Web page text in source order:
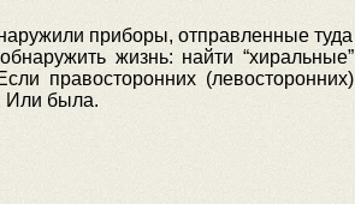
приборы, отправленные туда
жизнь: найти “хиральные”
правосторонних (левосторонних)
Или была.